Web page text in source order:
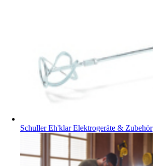
Schuller Eh'klar Elektrogeräte & Zubehör